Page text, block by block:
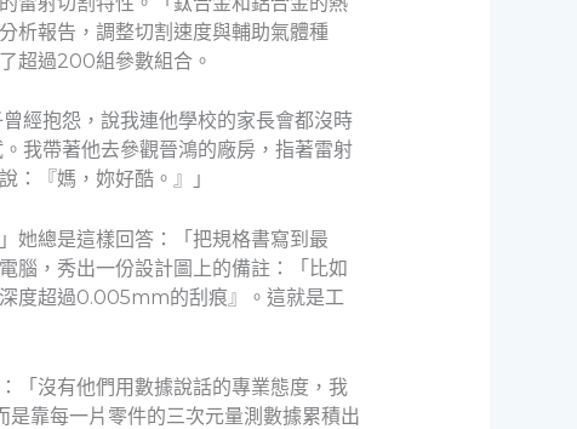
析報告，調整切割速度與輔助氣體種
超過200組參數組合。
經抱怨，說我連他學校的家長會都沒時
我帶著他去參觀晉鴻的廠房，指著雷射
：『媽，妳好酷。』」
她總是這樣回答：「把規格書寫到最
腦，秀出一份設計圖上的備註：「比如
度超過0.005mm的刮痕』。這就是工
「沒有他們用數據說話的專業態度，我
靠每一片零件的三次元量測數據累積出